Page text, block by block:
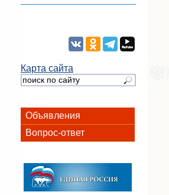
Карта сайта
Объявления
Вопрос-ответ